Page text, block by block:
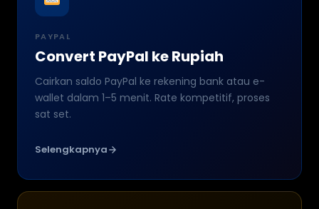
PAYPAL
Convert PayPal ke Rupiah
Cairkan saldo PayPal ke rekening bank atau e-
wallet dalam 1–5 menit. Rate kompetitif, proses
sat set.
Selengkapnya